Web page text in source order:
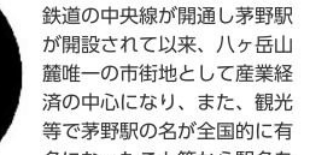
鉄道の中央線が開通し茅野駅
が開設されて以来、八ヶ岳山
麓唯一の市街地として産業経
済の中心になり、また、観光
等で茅野駅の名が全国的に有